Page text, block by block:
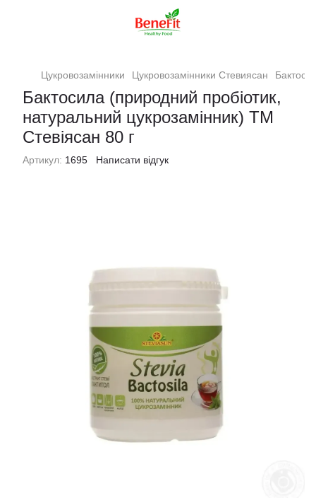
Цукровозамінники Цукровозамінники Стевиясан
Бактосила (природний пробіотик,
натуральний цукрозамінник) ТМ
Стевіясан 80 г
Артикул: 1695 Написати відгук